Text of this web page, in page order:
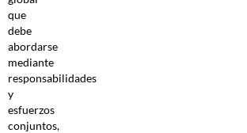
que
debe
abordarse
mediante
responsabilidades
y
esfuerzos
conjuntos,